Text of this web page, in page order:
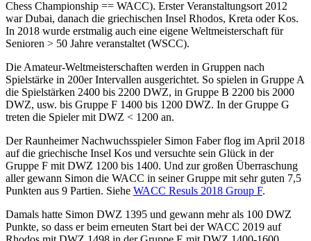
Chess Championship == WACC). Erster Veranstaltungsort 2012
war Dubai, danach die griechischen Insel Rhodos, Kreta oder Kos.
In 2018 wurde erstmalig auch eine eigene Weltmeisterschaft für
Senioren > 50 Jahre veranstaltet (WSCC).
Die Amateur-Weltmeisterschaften werden in Gruppen nach
Spielstärke in 200er Intervallen ausgerichtet. So spielen in Gruppe A
die Spielstärken 2400 bis 2200 DWZ, in Gruppe B 2200 bis 2000
DWZ, usw. bis Gruppe F 1400 bis 1200 DWZ. In der Gruppe G
treten die Spieler mit DWZ < 1200 an.
Der Raunheimer Nachwuchsspieler Simon Faber flog im April 2018
auf die griechische Insel Kos und versuchte sein Glück in der
Gruppe F mit DWZ 1200 bis 1400. Und zur großen Überraschung
aller gewann Simon die WACC in seiner Gruppe mit sehr guten 7,5
Punkten aus 9 Partien. Siehe WACC Resuls 2018 Group F.
Damals hatte Simon DWZ 1395 und gewann mehr als 100 DWZ
Punkte, so dass er beim erneuten Start bei der WACC 2019 auf